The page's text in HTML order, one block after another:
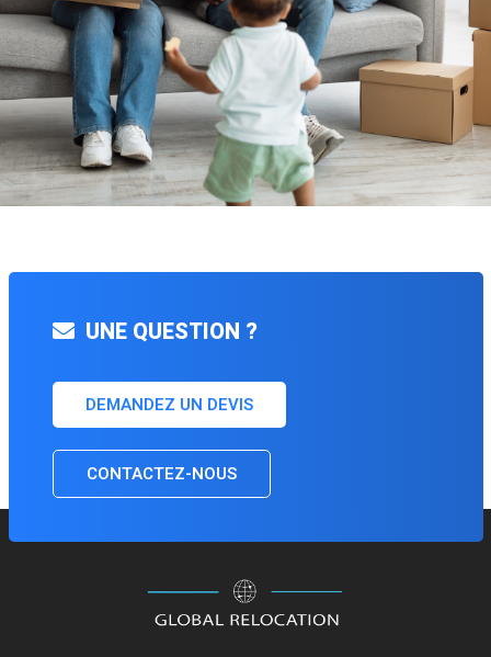
UNE QUESTION ?
DEMANDEZ UN DEVIS
CONTACTEZ-NOUS